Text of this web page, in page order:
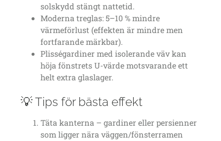
solskydd stängt nattetid.
Moderna treglas: 5–10 % mindre
värmeförlust (effekten är mindre men
fortfarande märkbar).
Plisségardiner med isolerande väv kan
höja fönstrets U-värde motsvarande ett
helt extra glaslager.
💡 Tips för bästa effekt
Täta kanterna – gardiner eller persienner
som ligger nära väggen/fönsterramen